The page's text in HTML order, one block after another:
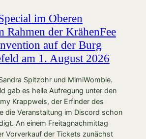
im Oberen
Rahmen der KrähenFee
auf der Burg
am 1. August 2026
Spitzohr und MimiWombie.
gab es helle Aufregung unter den
Krappweis, der Erfinder des
die Veranstaltung im Discord schon
An einem Freitagnachmittag
Vorverkauf der Tickets zunächst